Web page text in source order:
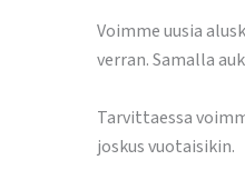
Voimme uusia
verran. Samalla
Tarvittaessa
joskus vuotaisikin.